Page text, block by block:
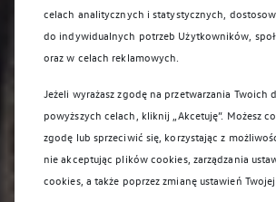
celach analitycznych i statystycznych,
do indywidualnych potrzeb Użytkowników,
oraz w celach reklamowych.
Jeżeli wyrażasz zgodę na przetwarzania Twoich
powyższych celach, kliknij „Akcetuję”. Możesz
zgodę lub sprzeciwić się, korzystając z
nie akceptując plików cookies, zarządzania
cookies, a także poprzez zmianę ustawień